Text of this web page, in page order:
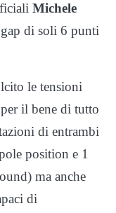
Michele
di soli 6 punti
le tensioni
il bene di tutto
di entrambi
position e 1
ma anche
di